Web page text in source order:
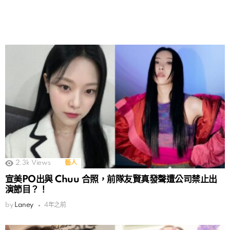
2.3k Views 藝人
宣美PO出與 Chuu 合照，前隊友賢真發聲遭公司禁止出
演節目？！
by Laney 4年之前